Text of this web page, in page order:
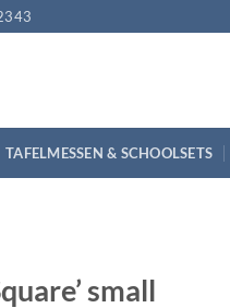
TAFELMESSEN & SCHOOLSETS
small